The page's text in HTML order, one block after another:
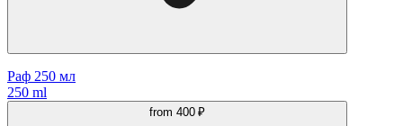
Раф 250 мл
250 ml
from 400 ₽